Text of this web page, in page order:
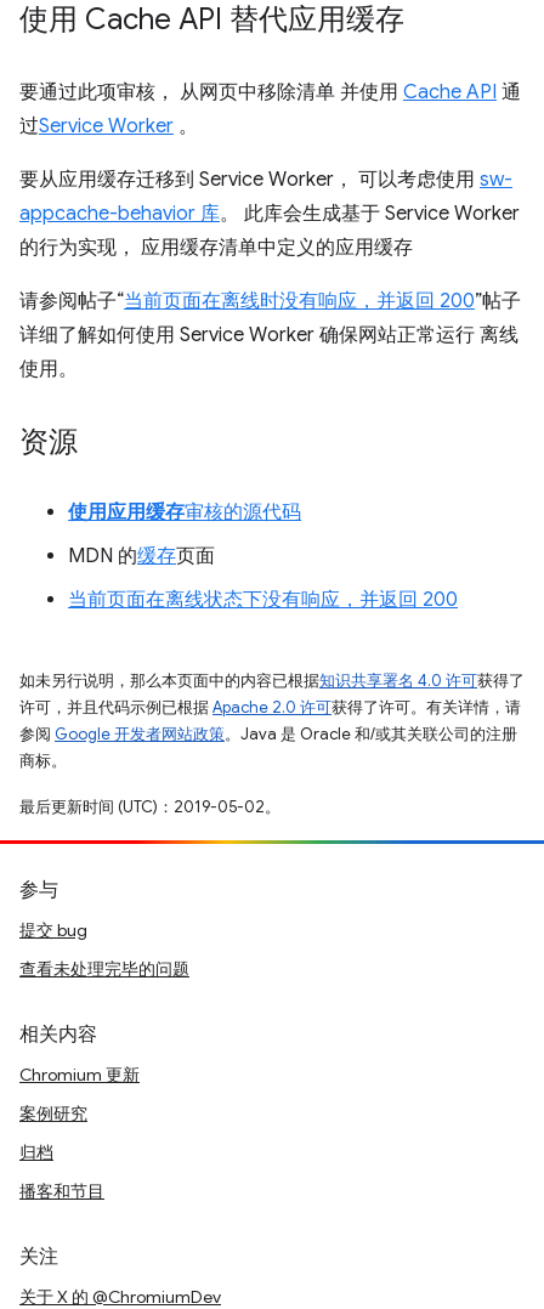
使用 Cache API 替代应用缓存
要通过此项审核， 从网页中移除清单 并使用 Cache API 通
过Service Worker 。
要从应用缓存迁移到 Service Worker， 可以考虑使用 sw-
appcache-behavior 库。 此库会生成基于 Service Worker
的行为实现， 应用缓存清单中定义的应用缓存
请参阅帖子“当前页面在离线时没有响应，并返回 200”帖子
详细了解如何使用 Service Worker 确保网站正常运行 离线
使用。
资源
使用应用缓存审核的源代码
MDN 的缓存页面
当前页面在离线状态下没有响应，并返回 200
如未另行说明，那么本页面中的内容已根据知识共享署名 4.0 许可获得了
许可，并且代码示例已根据Apache 2.0 许可获得了许可。有关详情，请
参阅 Google 开发者网站政策。Java 是 Oracle 和/或其关联公司的注册
商标。
最后更新时间 (UTC)：2019-05-02。
参与
提交 bug
查看未处理完毕的问题
相关内容
Chromium 更新
案例研究
归档
播客和节目
关注
关于 X 的 @ChromiumDev